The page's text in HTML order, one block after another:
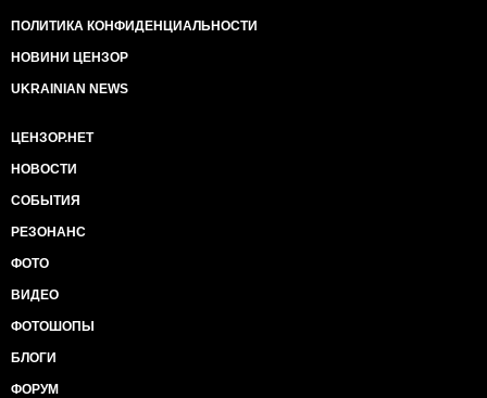
ПОЛИТИКА КОНФИДЕНЦИАЛЬНОСТИ
НОВИНИ ЦЕНЗОР
UKRAINIAN NEWS
ЦЕНЗОР.НЕТ
НОВОСТИ
СОБЫТИЯ
РЕЗОНАНС
ФОТО
ВИДЕО
ФОТОШОПЫ
БЛОГИ
ФОРУМ